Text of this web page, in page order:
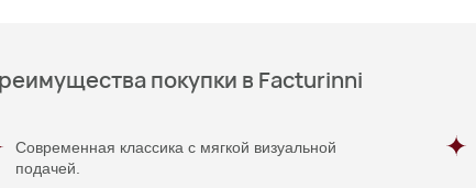
покупки в Facturinni
Современная классика с мягкой визуальной
подачей.